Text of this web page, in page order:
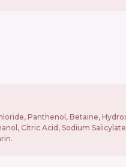
Panthenol, Betaine,
Citric Acid, Sodium